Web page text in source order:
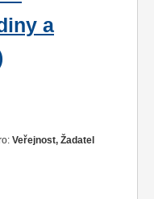
a
Veřejnost, Žadatel